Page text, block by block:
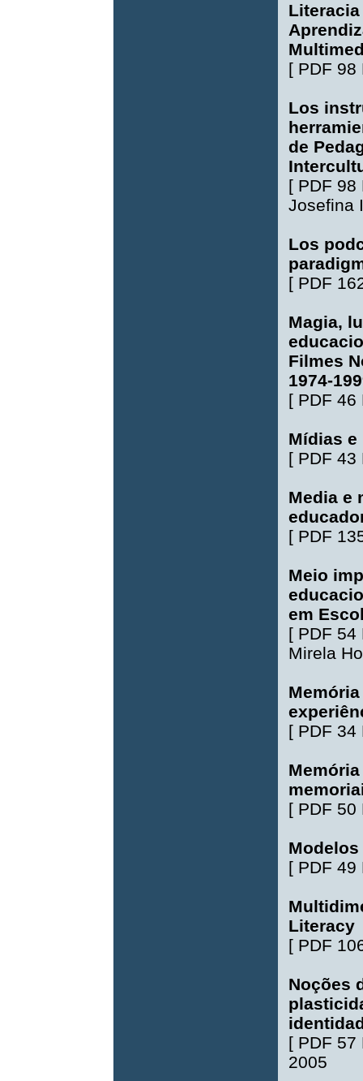
[ PDF 98
Los
de
[ PDF 98
Josefina
Los
[ PDF
Magia,
Filmes
1974-
[ PDF 46
Mídias e
[ PDF 43
Media e
[ PDF
Meio
em
[ PDF 54
Mirela
[ PDF 34
[ PDF 50
[ PDF 49
Literacy
[ PDF
Noções
[ PDF 57
2005